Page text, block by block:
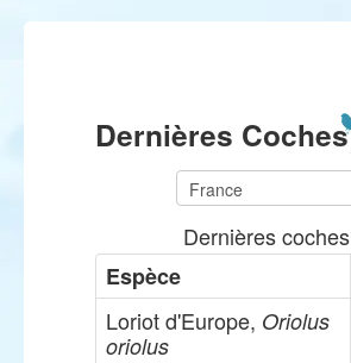
Dernières Coches
Dernières coches
Espèce
Loriot d'Europe, Oriolus
oriolus